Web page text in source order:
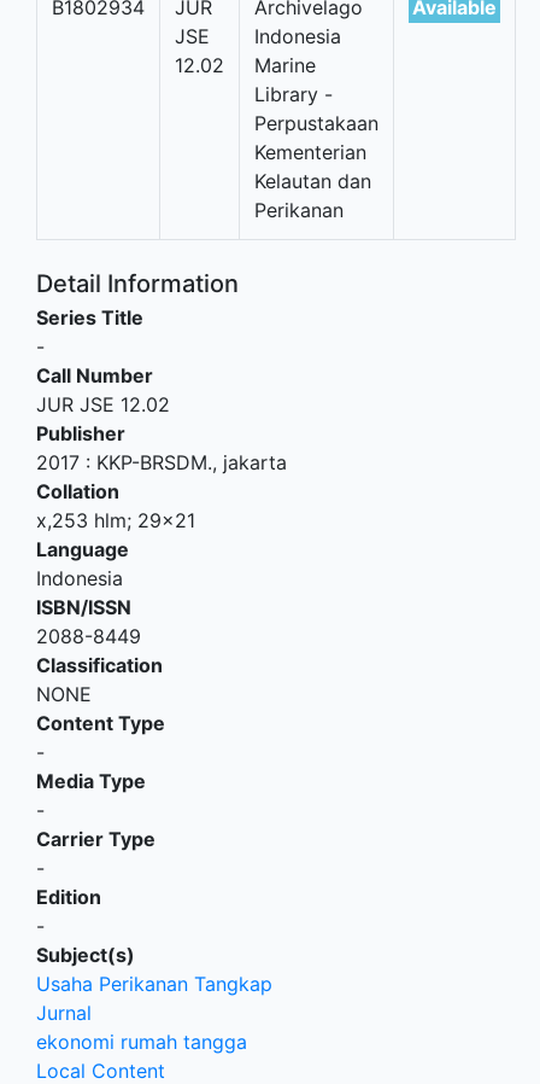
B1802934
JUR
JSE
12.02
Archivelago
Indonesia
Marine
Library -
Perpustakaan
Kementerian
Kelautan dan
Perikanan
Available
Detail Information
Series Title
-
Call Number
JUR JSE 12.02
Publisher
2017 : KKP-BRSDM., jakarta
Collation
x,253 hlm; 29x21
Language
Indonesia
ISBN/ISSN
2088-8449
Classification
NONE
Content Type
-
Media Type
-
Carrier Type
-
Edition
-
Subject(s)
Usaha Perikanan Tangkap
Jurnal
ekonomi rumah tangga
Local Content